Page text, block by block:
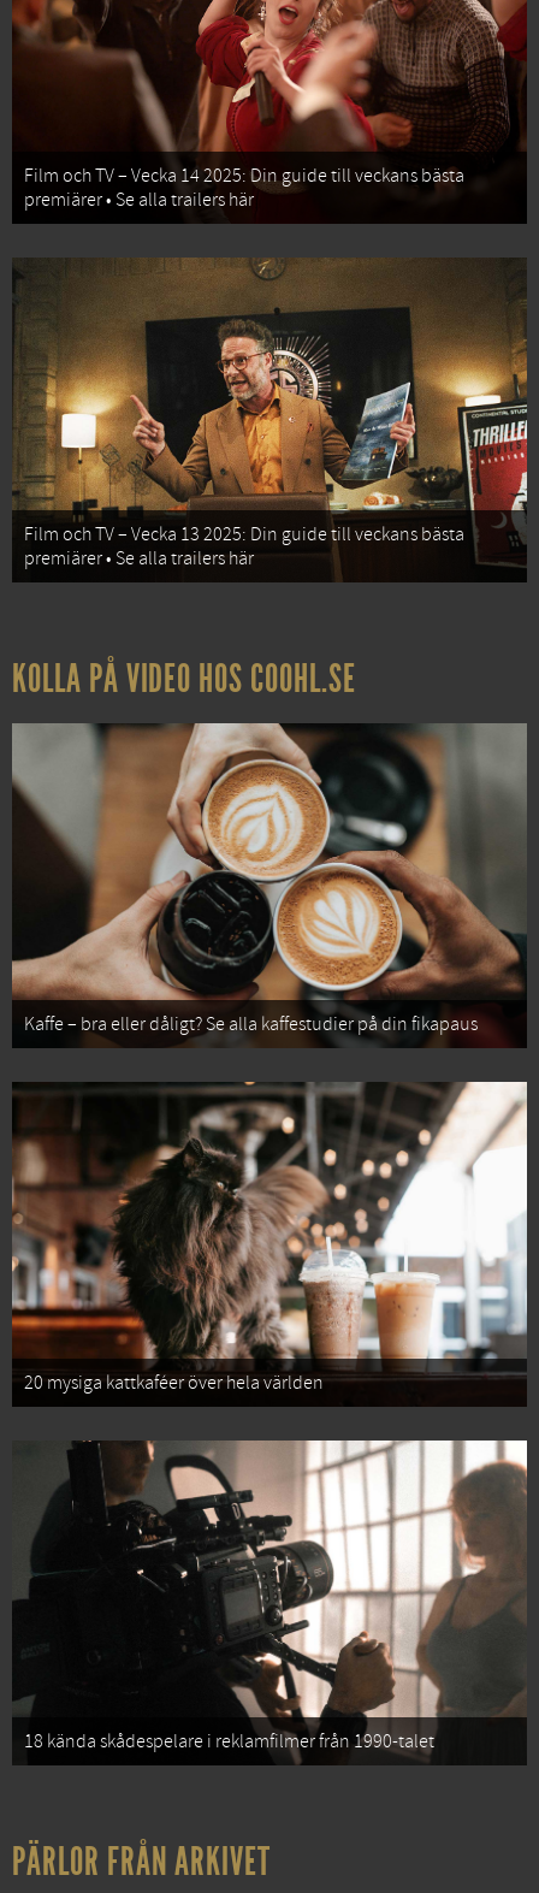
Film och TV – Vecka 14 2025: Din guide till veckans bästa
premiärer • Se alla trailers här
Film och TV – Vecka 13 2025: Din guide till veckans bästa
premiärer • Se alla trailers här
KOLLA PÅ VIDEO HOS COOHL.SE
Kaffe – bra eller dåligt? Se alla kaffestudier på din fikapaus
20 mysiga kattkaféer över hela världen
18 kända skådespelare i reklamfilmer från 1990-talet
PÄRLOR FRÅN ARKIVET